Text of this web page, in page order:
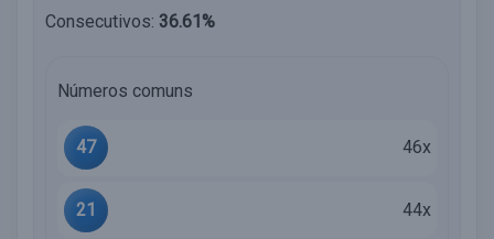
Consecutivos: 36.61%
Números comuns
47 46x
21 44x